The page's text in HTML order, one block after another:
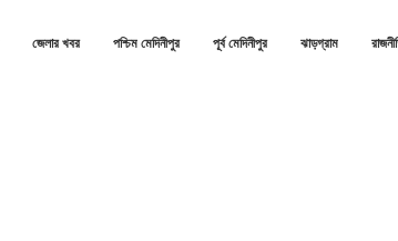
জেলার খবর পশ্চিম মেদিনীপুর পূর্ব মেদিনীপুর ঝাড়গ্রাম